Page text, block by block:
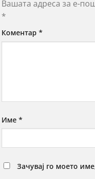
Вашата адреса за е-
*
Коментар *
Име *
Зачувај го моето